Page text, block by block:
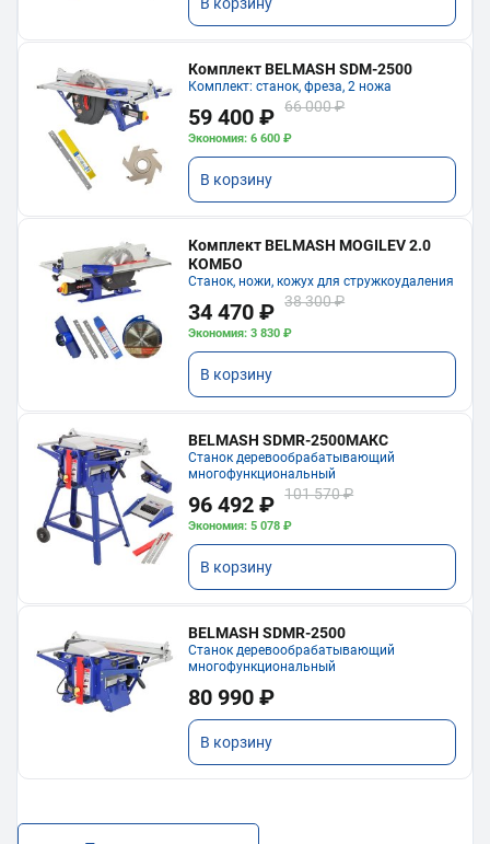
В корзину
Комплект BELMASH SDM-2500
Комплект: станок, фреза, 2 ножа
59 400 ₽ 66 000 ₽
Экономия: 6 600 ₽
В корзину
Комплект BELMASH MOGILEV 2.0
КОМБО
Станок, ножи, кожух для стружкоудаления
34 470 ₽ 38 300 ₽
Экономия: 3 830 ₽
В корзину
BELMASH SDMR-2500МАКС
Станок деревообрабатывающий
многофункциональный
96 492 ₽ 101 570 ₽
Экономия: 5 078 ₽
В корзину
BELMASH SDMR-2500
Станок деревообрабатывающий
многофункциональный
80 990 ₽
В корзину